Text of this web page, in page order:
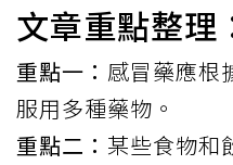
文章重點整理
重點一： 感冒藥應根
服用多種藥物。
重點二： 某些食物和